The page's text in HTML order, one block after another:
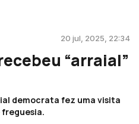
20 jul, 2025, 22:34
“arraial”
democrata fez uma visita
freguesia.